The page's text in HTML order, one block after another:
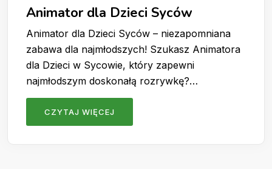
Animator dla Dzieci Syców
Animator dla Dzieci Syców – niezapomniana
zabawa dla najmłodszych! Szukasz Animatora
dla Dzieci w Sycowie, który zapewni
najmłodszym doskonałą rozrywkę?…
CZYTAJ WIĘCEJ